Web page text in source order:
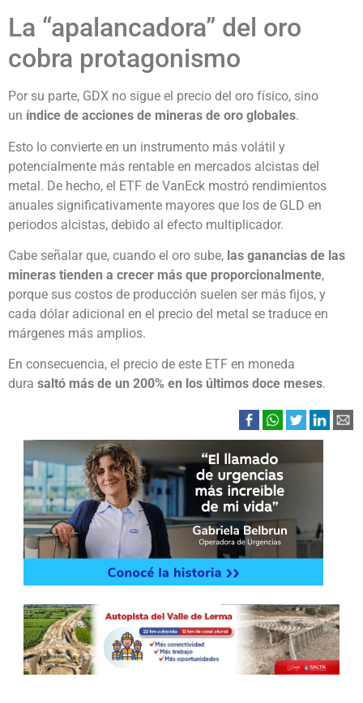
La “apalancadora” del oro
cobra protagonismo
Por su parte, GDX no sigue el precio del oro físico, sino
un índice de acciones de mineras de oro globales.
Esto lo convierte en un instrumento más volátil y
potencialmente más rentable en mercados alcistas del
metal. De hecho, el ETF de VanEck mostró rendimientos
anuales significativamente mayores que los de GLD en
periodos alcistas, debido al efecto multiplicador.
Cabe señalar que, cuando el oro sube, las ganancias de las
mineras tienden a crecer más que proporcionalmente,
porque sus costos de producción suelen ser más fijos, y
cada dólar adicional en el precio del metal se traduce en
márgenes más amplios.
En consecuencia, el precio de este ETF en moneda
dura saltó más de un 200% en los últimos doce meses.